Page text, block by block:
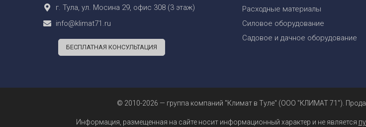
г. Тула, ул. Мосина 29, офис 308 (3 этаж)
info@klimat71.ru
БЕСПЛАТНАЯ КОНСУЛЬТАЦИЯ
Расходные материалы
Силовое оборудование
Садовое и дачное оборудование
© 2010-2026 — группа компаний "Климат в Туле" (ООО "КЛИМАТ 71").
Информация, размещенная на сайте носит информационный характер и не является